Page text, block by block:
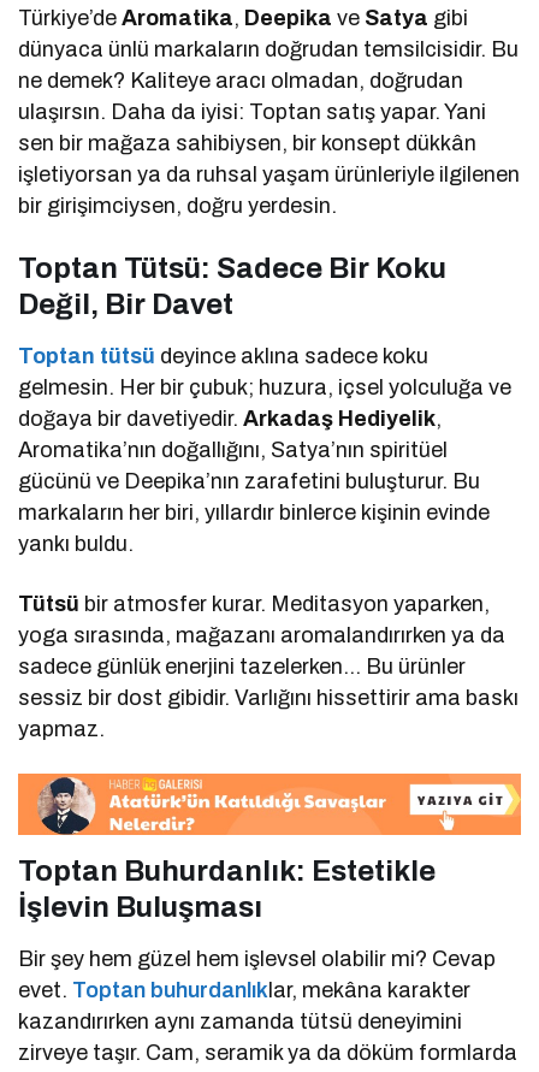
Türkiye’deAromatika, Deepika ve Satya gibi
dünyaca ünlü markaların doğrudan temsilcisidir. Bu
ne demek? Kaliteye aracı olmadan, doğrudan
ulaşırsın. Daha da iyisi: Toptan satış yapar. Yani
sen bir mağaza sahibiysen, bir konsept dükkân
işletiyorsan ya da ruhsal yaşam ürünleriyle ilgilenen
bir girişimciysen, doğru yerdesin.
Toptan Tütsü: Sadece Bir Koku
Değil, Bir Davet
Toptan tütsü deyince aklına sadece koku
gelmesin. Her bir çubuk; huzura, içsel yolculuğa ve
doğaya bir davetiyedir.Arkadaş Hediyelik,
Aromatika’nın doğallığını, Satya’nın spiritüel
gücünü ve Deepika’nın zarafetini buluşturur. Bu
markaların her biri, yıllardır binlerce kişinin evinde
yankı buldu.
Tütsü bir atmosfer kurar. Meditasyon yaparken,
yoga sırasında, mağazanı aromalandırırken ya da
sadece günlük enerjini tazelerken… Bu ürünler
sessiz bir dost gibidir. Varlığını hissettirir ama baskı
yapmaz.
Toptan Buhurdanlık: Estetikle
İşlevin Buluşması
Bir şey hem güzel hem işlevsel olabilir mi? Cevap
evet. Toptan buhurdanlık lar, mekâna karakter
kazandırırken aynı zamanda tütsü deneyimini
zirveye taşır. Cam, seramik ya da döküm formlarda